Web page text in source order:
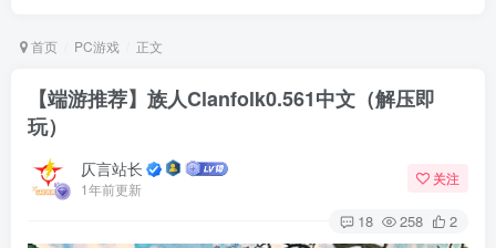
首页 PC游戏 正文
【端游推荐】族人Clanfolk0.561中文（解压即
玩）
仄言站长
1年前更新
关注
18 258 2